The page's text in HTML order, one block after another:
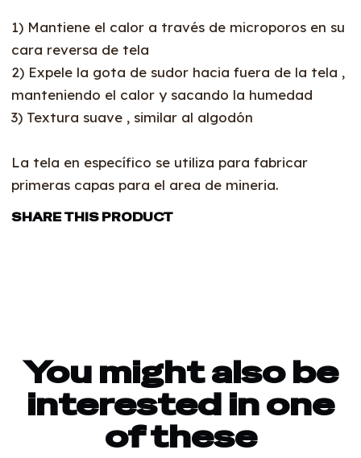
1) Mantiene el calor a través de microporos en su
cara reversa de tela
2) Expele la gota de sudor hacia fuera de la tela ,
manteniendo el calor y sacando la humedad
3) Textura suave , similar al algodón
La tela en específico se utiliza para fabricar
primeras capas para el area de mineria.
SHARE THIS PRODUCT
You might also be
interested in one
of these